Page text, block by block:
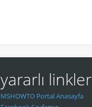
yararlı linkler
MSHOWTO Portal Anasayfa